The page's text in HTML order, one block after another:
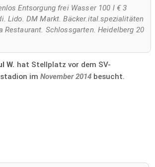
Entsorgung frei Wasser 100 l € 3
Lido. DM Markt. Bäcker.ital.spezialitäten
Restaurant. Schlossgarten. Heidelberg 20
W. hat Stellplatz vor dem SV-
im November 2014 besucht.